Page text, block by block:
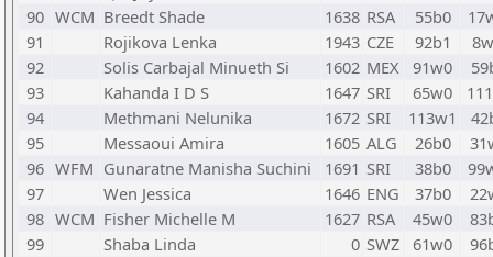
90 WCM Breedt Shade 1638 RSA 55b0
91
Rojikova Lenka 1943 CZE 92b1
92
Solis Carbajal Minueth Si 1602 MEX 91w0
93
Kahanda I D S 1647 SRI 65w0
94
Methmani Nelunika 1672 SRI 113w1
95
Messaoui Amira 1605 ALG 26b0
96 WFM Gunaratne Manisha Suchini 1691 SRI 38b0
97
Wen Jessica 1646 ENG 37b0
98 WCM Fisher Michelle M 1627 RSA 45w0
99
Shaba Linda 0 SWZ 61w0